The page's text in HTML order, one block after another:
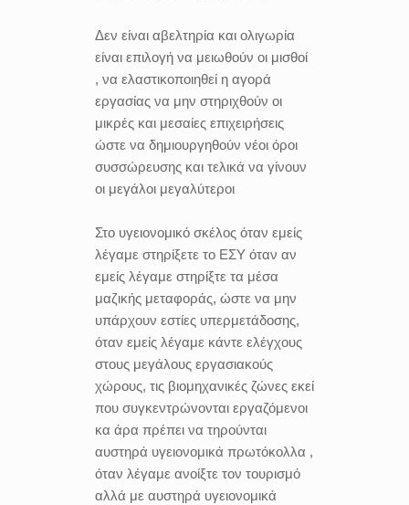
Δεν είναι αβελτηρία και ολιγωρία
είναι επιλογή να μειωθούν οι μισθοί
, να ελαστικοποιηθεί η αγορά
εργασίας να μην στηριχθούν οι
μικρές και μεσαίες επιχειρήσεις
ώστε να δημιουργηθούν νέοι όροι
συσσώρευσης και τελικά να γίνουν
οι μεγάλοι μεγαλύτεροι
Στο υγειονομικό σκέλος όταν εμείς
λέγαμε στηρίξετε το ΕΣΥ όταν αν
εμείς λέγαμε στηρίξτε τα μέσα
μαζικής μεταφοράς, ώστε να μην
υπάρχουν εστίες υπερμετάδοσης,
όταν εμείς λέγαμε κάντε ελέγχους
στους μεγάλους εργασιακούς
χώρους, τις βιομηχανικές ζώνες εκεί
που συγκεντρώνονται εργαζόμενοι
κα άρα πρέπει να τηρούνται
αυστηρά υγειονομικά πρωτόκολλα ,
όταν λέγαμε ανοίξτε τον τουρισμό
αλλά με αυστηρά υγειονομικά